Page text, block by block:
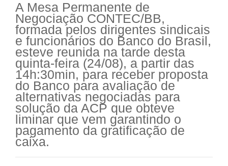
A Mesa Permanente de
Negociação CONTEC/BB,
formada pelos dirigentes sindicais
e funcionários do Banco do Brasil,
esteve reunida na tarde desta
quinta-feira (24/08), a partir das
14h:30min, para receber proposta
do Banco para avaliação de
alternativas negociadas para
solução da ACP que obteve
liminar que vem garantindo o
pagamento da gratificação de
caixa.